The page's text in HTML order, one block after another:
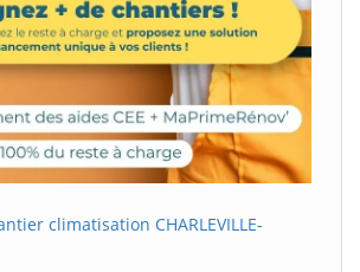
climatisation CHARLEVILLE-